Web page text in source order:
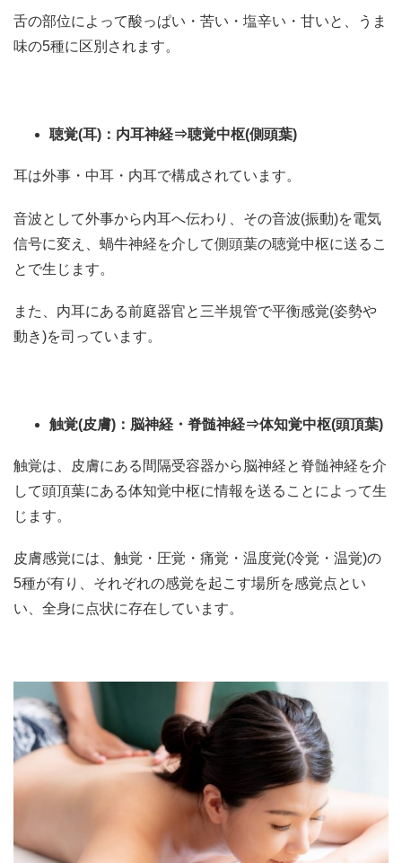
舌の部位によって酸っぱい・苦い・塩辛い・甘いと、うま
味の5種に区別されます。
聴覚(耳) ：内耳神経⇒聴覚中枢(側頭葉)
耳は外事・中耳・内耳で構成されています。
音波として外事から内耳へ伝わり、その音波(振動)を電気
信号に変え、蝸牛神経を介して側頭葉の聴覚中枢に送るこ
とで生じます。
また、内耳にある前庭器官と三半規管で平衡感覚(姿勢や
動き)を司っています。
触覚(皮膚)：脳神経・脊髄神経⇒体知覚中枢(頭頂葉)
触覚は、皮膚にある間隔受容器から脳神経と脊髄神経を介
して頭頂葉にある体知覚中枢に情報を送ることによって生
じます。
皮膚感覚には、触覚・圧覚・痛覚・温度覚(冷覚・温覚)の
5種が有り、それぞれの感覚を起こす場所を感覚点とい
い、全身に点状に存在しています。